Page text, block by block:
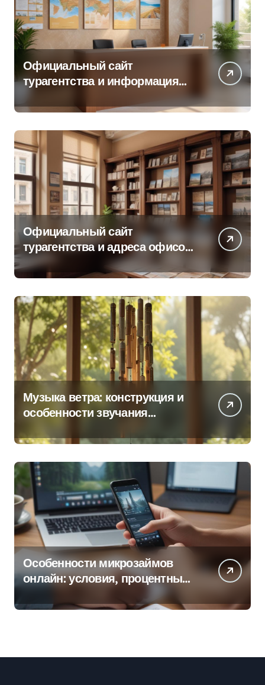
Официальный сайт
турагентства и информация
Официальный сайт
турагентства и адреса офисов
продаж по регионам
Музыка ветра: конструкция и
особенности звучания
Особенности микрозаймов
онлайн: условия, процентные
ставки и порядок оформления